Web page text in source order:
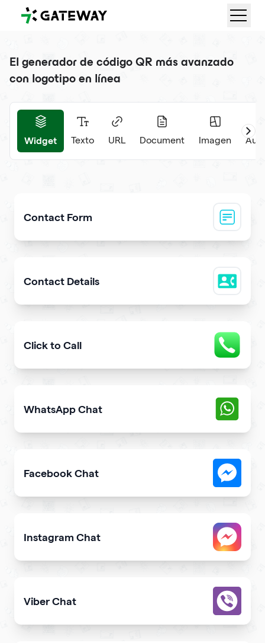
QRGateway
El generador de código QR más avanzado
con logotipo en línea
Widget Texto URL Document Imagen
Contact Form
Contact Details
Click to Call
WhatsApp Chat
Facebook Chat
Instagram Chat
Viber Chat
Let users message you on Viber directly from your